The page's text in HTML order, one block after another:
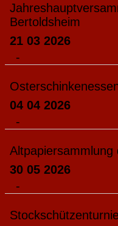
Bertoldsheim
21 03 2026
-
04 04 2026
-
Altpapiersammlung
30 05 2026
-